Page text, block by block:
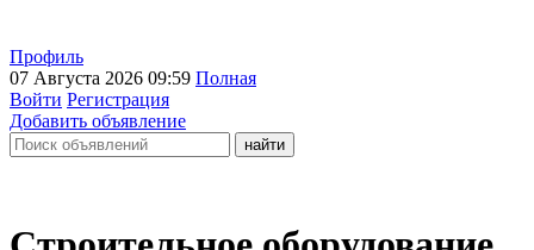
Профиль
07 Августа 2026 09:59 Полная
Войти Регистрация
Добавить объявление